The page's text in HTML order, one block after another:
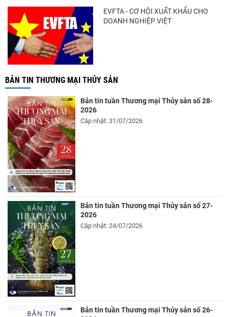
EVFTA - CƠ HỘI XUẤT KHẨU CHO
DOANH NGHIỆP VIỆT
BẢN TIN THƯƠNG MẠI THỦY SẢN
Bản tin tuần Thương mại Thủy sản số 28-
2026
Cập nhật: 31/07/2026
Bản tin tuần Thương mại Thủy sản số 27-
2026
Cập nhật: 24/07/2026
Bản tin tuần Thương mại Thủy sản số 26-